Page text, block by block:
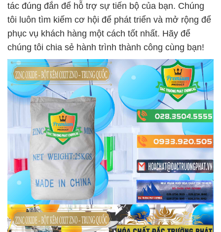
tác đúng đắn để hỗ trợ sự tiến bộ của bạn. Chúng
tôi luôn tìm kiếm cơ hội để phát triển và mở rộng để
phục vụ khách hàng một cách tốt nhất. Hãy để
chúng tôi chia sẻ hành trình thành công cùng bạn!